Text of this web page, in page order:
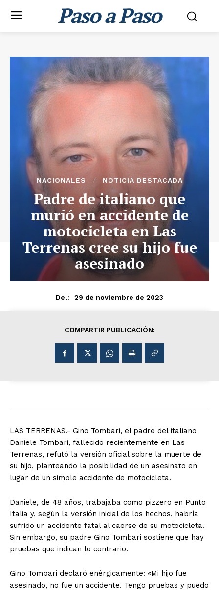
Paso a Paso
NACIONALES NOTICIA DESTACADA
Padre de italiano que
murió en accidente de
motocicleta en Las
Terrenas cree su hijo fue
asesinado
Del: 29 de noviembre de 2023
COMPARTIR PUBLICACIÓN:
LAS TERRENAS.- Gino Tombari, el padre del italiano
Daniele Tombari, fallecido recientemente en Las
Terrenas, refutó la versión oficial sobre la muerte de
su hijo, planteando la posibilidad de un asesinato en
lugar de un simple accidente de motocicleta.
Daniele, de 48 años, trabajaba como pizzero en Punto
Italia y, según la versión inicial de los hechos, habría
sufrido un accidente fatal al caerse de su motocicleta.
Sin embargo, su padre Gino Tombari sostiene que hay
pruebas que indican lo contrario.
Gino Tombari declaró enérgicamente: «Mi hijo fue
asesinado, no fue un accidente. Tengo pruebas y puedo